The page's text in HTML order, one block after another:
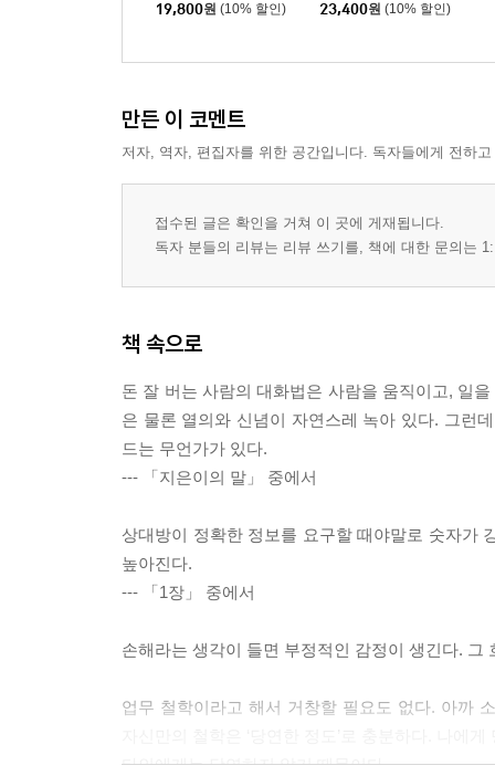
19,800원 (10% 할인) 23,400원 (10% 할인)
만든 이 코멘트
저자, 역자, 편집자를 위한 공간입니다. 독자들에게 전하
접수된 글은 확인을 거쳐 이 곳에 게재됩니다.
독자 분들의 리뷰는 리뷰 쓰기를, 책에 대한 문의는
책 속으로
돈 잘 버는 사람의 대화법은 사람을 움직이고, 일
은 물론 열의와 신념이 자연스레 녹아 있다. 그런
드는 무언가가 있다.
--- 「지은이의 말」 중에서
상대방이 정확한 정보를 요구할 때야말로 숫자가
높아진다.
--- 「1장」 중에서
손해라는 생각이 들면 부정적인 감정이 생긴다.
업무 철학이라고 해서 거창할 필요도 없다. 아까
타인에게는 당연하지 않기 때문이다.